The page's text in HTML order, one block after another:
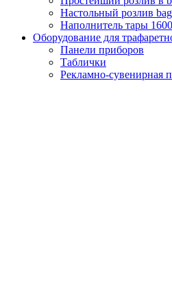
Настольный розлив
Наполнитель тары
Оборудование для
Панели приборов
Таблички
Рекламно-сувенирная